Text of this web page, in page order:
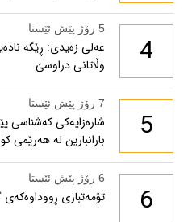
4
5 رۆژ پێش ئێستا
عەلی زەیدی: ڕێگە
وڵاتانی دراوسێ
5
7 رۆژ پێش ئێستا
شارەزایەکی کەشناسی
بارانبارین لە هەرێمی
6
6 رۆژ پێش ئێستا
تۆمەتباری